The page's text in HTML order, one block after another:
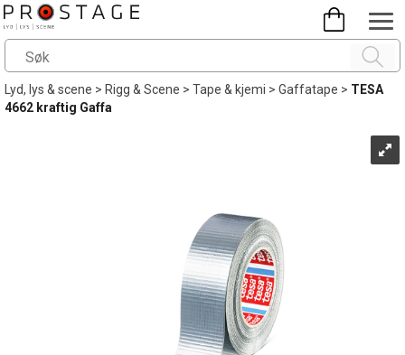
Lyd, lys & scene>Rigg & Scene>Tape & kjemi>Gaffatape>TESA
4662 kraftig Gaffa